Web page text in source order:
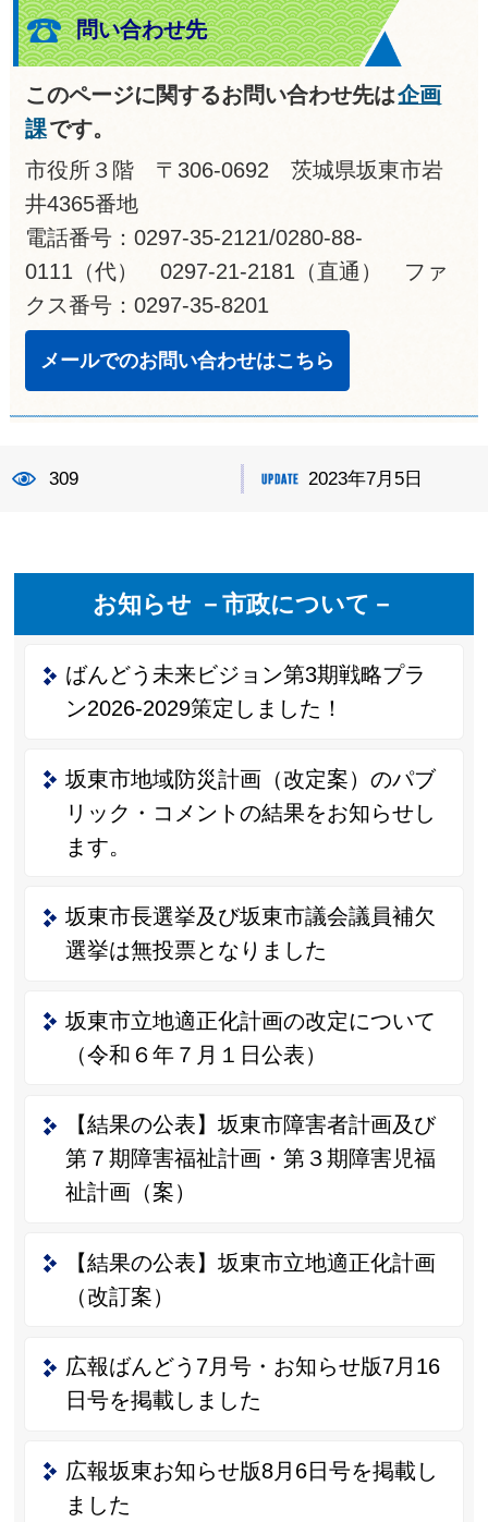
問い合わせ先
このページに関するお問い合わせ先は企画
課です。
市役所３階 〒306-0692 茨城県坂東市岩
井4365番地
電話番号：0297-35-2121/0280-88-
0111（代） 0297-21-2181（直通） ファ
クス番号：0297-35-8201
メールでのお問い合わせはこちら
309 2023年7月5日
お知らせ －市政について－
ばんどう未来ビジョン第3期戦略プラ
ン2026-2029策定しました！
坂東市地域防災計画（改定案）のパブ
リック・コメントの結果をお知らせし
ます。
坂東市長選挙及び坂東市議会議員補欠
選挙は無投票となりました
坂東市立地適正化計画の改定について
（令和６年７月１日公表）
【結果の公表】坂東市障害者計画及び
第７期障害福祉計画・第３期障害児福
祉計画（案）
【結果の公表】坂東市立地適正化計画
（改訂案）
広報ばんどう7月号・お知らせ版7月16
日号を掲載しました
広報坂東お知らせ版8月6日号を掲載し
ました